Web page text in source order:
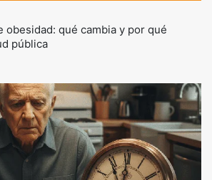
obesidad: qué cambia y por qué
pública